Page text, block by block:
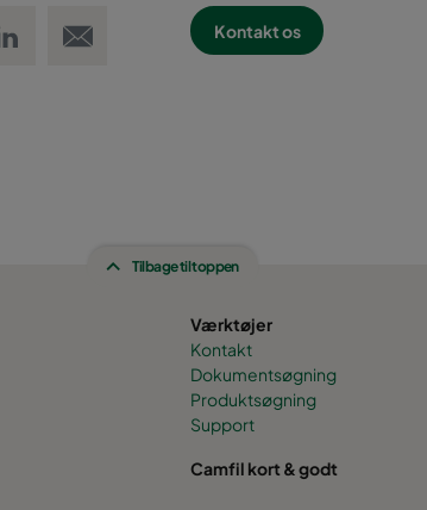
Kontakt os
Tilbage til toppen
Værktøjer
Kontakt
Dokumentsøgning
Produktsøgning
Support
Camfil kort & godt